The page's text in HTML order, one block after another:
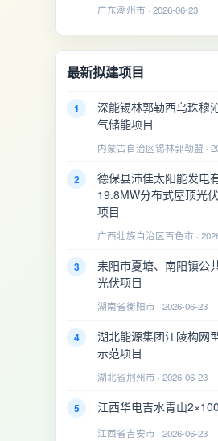
广东潮州市 · 2026-06-23
最新拟建项目
1
深能锡林郭勒西乌珠穆
气储能项目
内蒙古自治区锡林郭勒盟 ·
2
德保县沛佳太阳能发电
19.8MW分布式屋顶光
项目
广西壮族自治区百色市 ·
3
耒阳市夏塘、南阳镇公
光伏项目
湖南省衡阳市 · 2026-06-23
4
湖北能源集团江陵构网
示范项目
湖北省荆州市 · 2026-06-23
5 江西华电吉水青山
江西省吉安市 · 2026-06-23